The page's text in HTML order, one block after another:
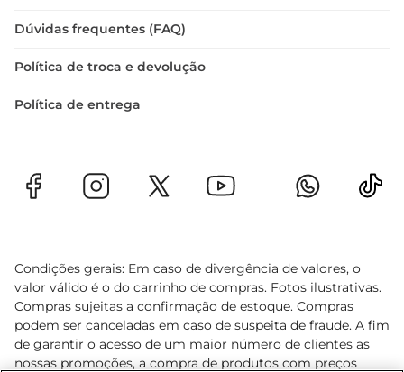
Dúvidas frequentes (FAQ)
Política de troca e devolução
Política de entrega
Condições gerais: Em caso de divergência de valores, o
valor válido é o do carrinho de compras. Fotos ilustrativas.
Compras sujeitas a confirmação de estoque. Compras
podem ser canceladas em caso de suspeita de fraude. A fim
de garantir o acesso de um maior número de clientes as
nossas promoções, a compra de produtos com preços